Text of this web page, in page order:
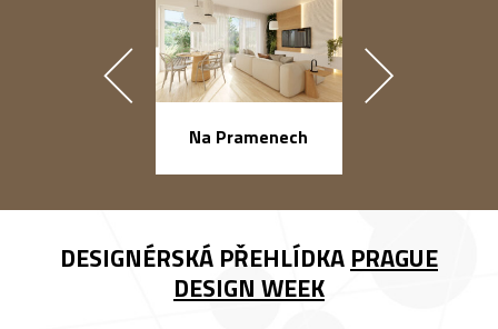
Na Pramenech
DESIGNÉRSKÁ PŘEHLÍDKA PRAGUE
DESIGN WEEK